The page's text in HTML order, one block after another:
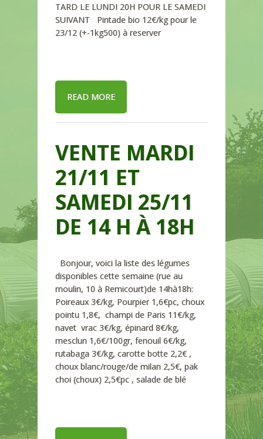
TARD LE LUNDI 20H POUR LE SAMEDI
SUIVANT Pintade bio 12€/kg pour le
23/12 (+-1kg500) à reserver
READ MORE
VENTE MARDI
21/11 ET
SAMEDI 25/11
DE 14 H À 18H
Bonjour, voici la liste des légumes
disponibles cette semaine (rue au
moulin, 10 à Remicourt)de 14hà18h:
Poireaux 3€/kg, Pourpier 1,6€pc, choux
pointu 1,8€, champi de Paris 11€/kg,
navet vrac 3€/kg, épinard 8€/kg,
mesclun 1,6€/100gr, fenouil 6€/kg,
rutabaga 3€/kg, carotte botte 2,2€ ,
choux blanc/rouge/de milan 2,5€, pak
choi (choux) 2,5€pc , salade de blé